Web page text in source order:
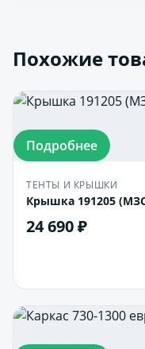
Похожие
Подробнее
ТЕНТЫ И КРЫШКИ
Крышка 191205
24 690 ₽